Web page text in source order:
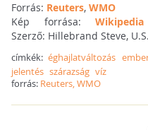
Forrás: Reuters, WMO
Kép forrása:Wikipedia
Szerző: Hillebrand Steve,
címkék:éghajlatváltozás
jelentés szárazság víz
forrás: Reuters, WMO